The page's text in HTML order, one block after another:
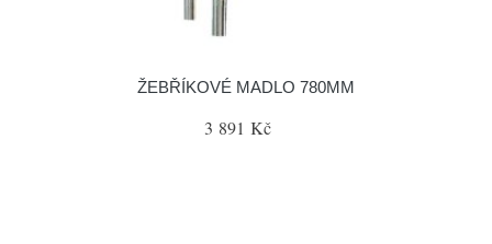
ŽEBŘÍKOVÉ MADLO 780MM
3 891 Kč